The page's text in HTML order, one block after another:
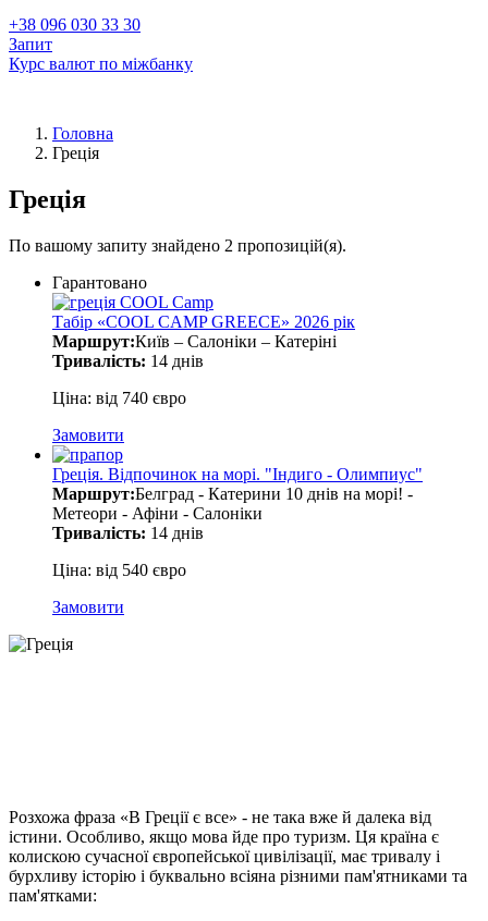
+38 096 030 33 30
Запит
Курс валют по міжбанку
Рядок
навіґації
Головна
Греція
Греція
По вашому запиту знайдено 2 пропозицій(я).
Гарантовано
Табір «COOL CAMP GREECE» 2026 рік
Маршрут:Київ – Салоніки – Катеріні
Тривалість: 14 днів
Ціна: від 740 євро
Замовити
Греція. Відпочинок на морі. "Індиго - Олимпиус"
Маршрут:Белград - Катерини 10 днів на морі! -
Метеори - Афіни - Салоніки
Тривалість: 14 днів
Ціна: від 540 євро
Замовити
Розхожа фраза «В Греції є все» - не така вже й далека від
істини. Особливо, якщо мова йде про туризм. Ця країна є
колискою сучасної європейської цивілізації, має тривалу і
бурхливу історію і буквально всіяна різними пам'ятниками та
пам'ятками: